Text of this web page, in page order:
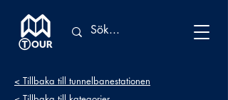
< Tillbaka till tunnelbanestationen